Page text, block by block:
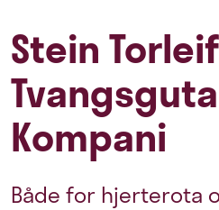
Stein
Kompani
Både for hjerterota